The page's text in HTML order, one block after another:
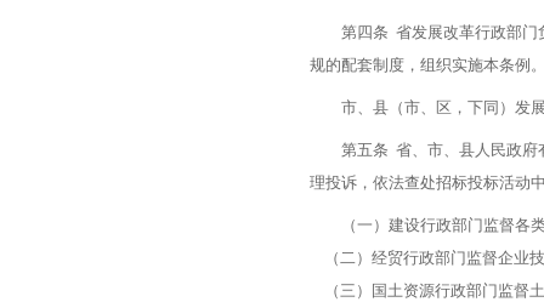
第四条 省发展改革行政部门负
规的配套制度，组织实施本条例
市、县（市、区，下同）发展
第五条 省、市、县人民政府有
理投诉，依法查处招标投标活动
（一）建设行政部门监督各类
（二）经贸行政部门监督企业
（三）国土资源行政部门监督